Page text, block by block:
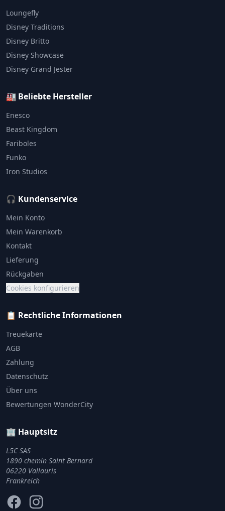
Loungefly
Disney Traditions
Disney Britto
Disney Showcase
Disney Grand Jester
🏭 Beliebte Hersteller
Enesco
Beast Kingdom
Fariboles
Funko
Iron Studios
🎧 Kundenservice
Mein Konto
Mein Warenkorb
Kontakt
Lieferung
Rückgaben
Cookies konfigurieren
📋 Rechtliche Informationen
Treuekarte
AGB
Zahlung
Datenschutz
Über uns
Bewertungen WonderCity
🏢 Hauptsitz
L5C SAS
1890 chemin Saint Bernard
06220 Vallauris
Frankreich
FacebookInstagram